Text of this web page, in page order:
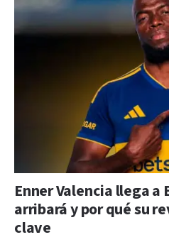
Enner Valencia llega a
arribará y por qué su
clave